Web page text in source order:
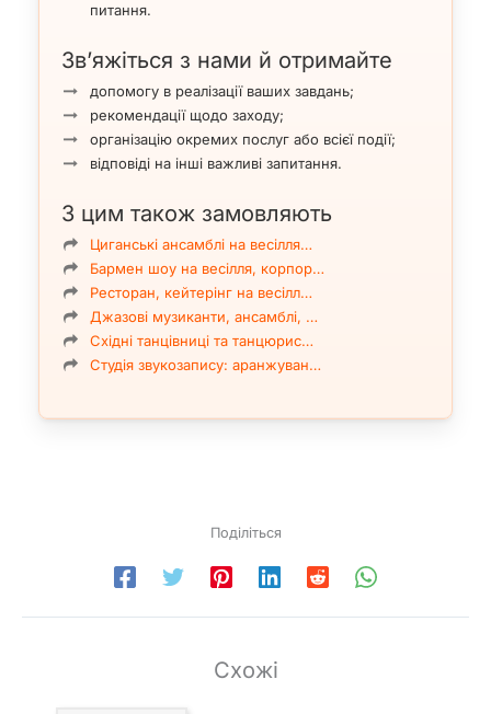
питання.
Зв’яжіться з нами й отримайте
допомогу в реалізації ваших завдань;
рекомендації щодо заходу;
організацію окремих послуг або всієї події;
відповіді на інші важливі запитання.
З цим також замовляють
Циганські ансамблі на весілля…
Бармен шоу на весілля, корпор…
Ресторан, кейтерінг на весілл…
Джазові музиканти, ансамблі, …
Східні танцівниці та танцюрис…
Студія звукозапису: аранжуван…
Поділіться
Схожі